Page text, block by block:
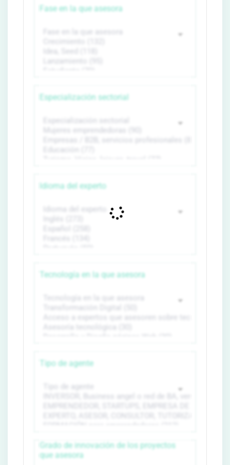
Fase en la que asesora
Especialización sectorial
Idioma del experto
Tecnología en la que asesora
Tipo de agente
Grado de innovación de los proyectos
que asesora